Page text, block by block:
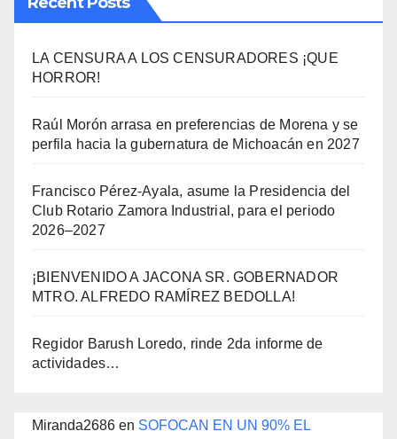
LA CENSURA A LOS CENSURADORES ¡QUE
HORROR!
Raúl Morón arrasa en preferencias de Morena y se
perfila hacia la gubernatura de Michoacán en 2027
Francisco Pérez-Ayala, asume la Presidencia del
Club Rotario Zamora Industrial, para el periodo
2026–2027
¡BIENVENIDO A JACONA SR. GOBERNADOR
MTRO. ALFREDO RAMÍREZ BEDOLLA!
Regidor Barush Loredo, rinde 2da informe de
actividades…
Miranda2686 en SOFOCAN EN UN 90% EL